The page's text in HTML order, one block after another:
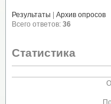
Результаты
Архив опросов
Всего ответов: 36
Статистика